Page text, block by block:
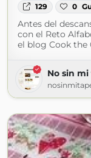
129 0
Antes del
con el Reto
el blog Cook the
No sin